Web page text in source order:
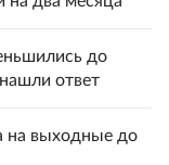
до
ответ
на выходные до